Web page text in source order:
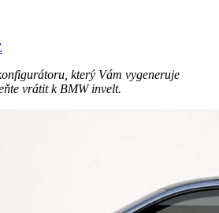
který Vám vygeneruje
vrátit k BMW invelt.